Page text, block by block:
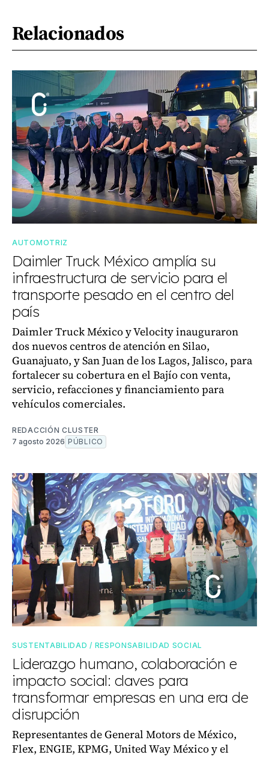
Relacionados
AUTOMOTRIZ
Daimler Truck México amplía su
infraestructura de servicio para el
transporte pesado en el centro del
país
Daimler Truck México y Velocity inauguraron
dos nuevos centros de atención en Silao,
Guanajuato, y San Juan de los Lagos, Jalisco, para
fortalecer su cobertura en el Bajío con venta,
servicio, refacciones y financiamiento para
vehículos comerciales.
REDACCIÓN CLUSTER
7 agosto 2026 PÚBLICO
SUSTENTABILIDAD / RESPONSABILIDAD SOCIAL
Liderazgo humano, colaboración e
impacto social: claves para
transformar empresas en una era de
disrupción
Representantes de General Motors de México,
Flex, ENGIE, KPMG, United Way México y el